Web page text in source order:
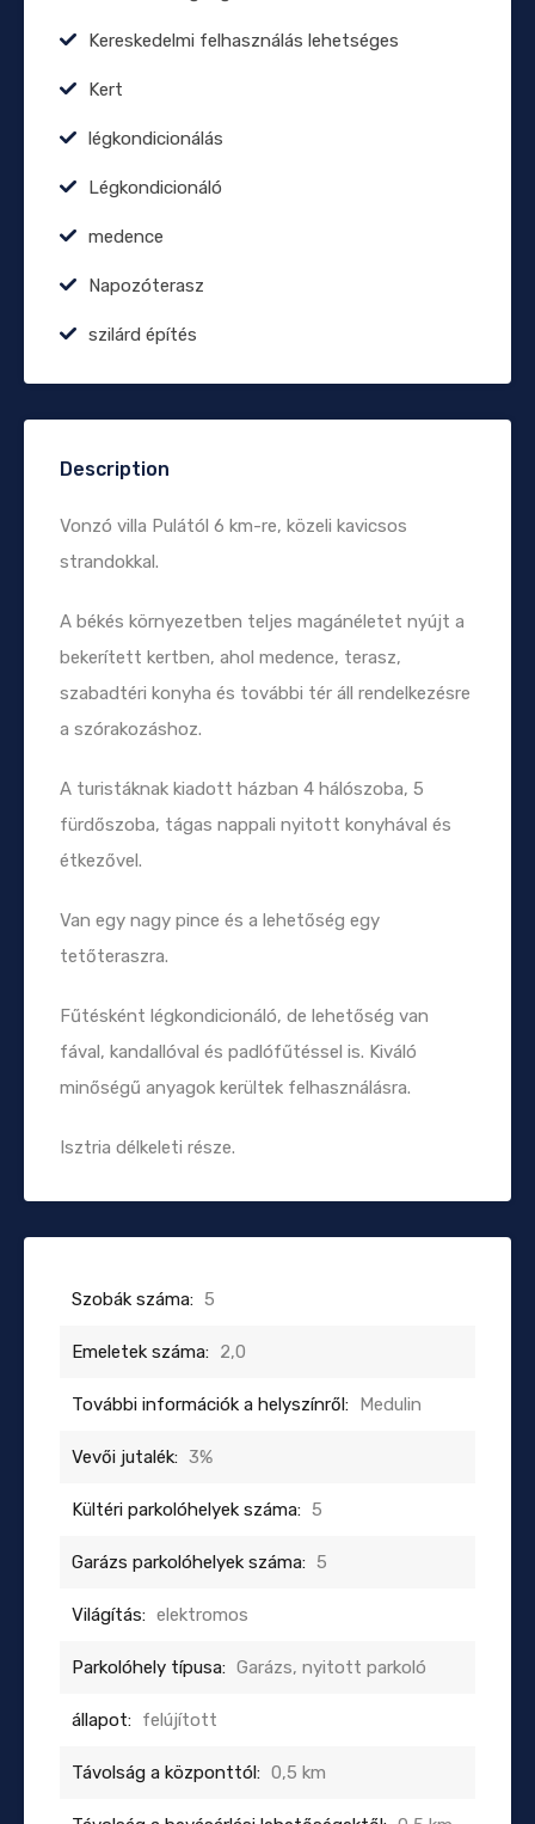
Kereskedelmi felhasználás lehetséges
Kert
légkondicionálás
Légkondicionáló
medence
Napozóterasz
szilárd építés
Description
Vonzó villa Pulától 6 km-re, közeli kavicsos
strandokkal.
A békés környezetben teljes magánéletet nyújt a
bekerített kertben, ahol medence, terasz,
szabadtéri konyha és további tér áll rendelkezésre
a szórakozáshoz.
A turistáknak kiadott házban 4 hálószoba, 5
fürdőszoba, tágas nappali nyitott konyhával és
étkezővel.
Van egy nagy pince és a lehetőség egy
tetőteraszra.
Fűtésként légkondicionáló, de lehetőség van
fával, kandallóval és padlófűtéssel is. Kiváló
minőségű anyagok kerültek felhasználásra.
Isztria délkeleti része.
Szobák száma: 5
Emeletek száma: 2,0
További információk a helyszínről: Medulin
Vevői jutalék: 3%
Kültéri parkolóhelyek száma: 5
Garázs parkolóhelyek száma: 5
Világítás: elektromos
Parkolóhely típusa: Garázs, nyitott parkoló
állapot: felújított
Távolság a központtól: 0,5 km